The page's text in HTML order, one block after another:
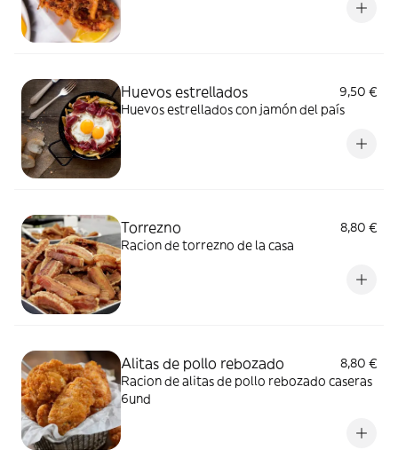
Huevos estrellados
9,50 €
Huevos estrellados con jamón del país
Torrezno
8,80 €
Racion de torrezno de la casa
Alitas de pollo rebozado
8,80 €
Racion de alitas de pollo rebozado caseras
6und